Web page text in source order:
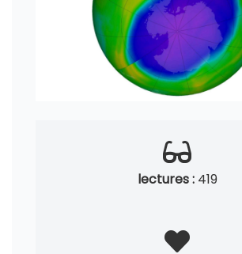
lectures :419